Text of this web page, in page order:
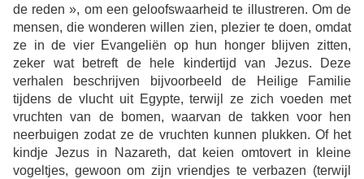
de reden », om een geloofswaarheid te illustreren. Om de
mensen, die wonderen willen zien, plezier te doen, omdat
ze in de vier Evangeliën op hun honger blijven zitten,
zeker wat betreft de hele kindertijd van Jezus. Deze
verhalen beschrijven bijvoorbeeld de Heilige Familie
tijdens de vlucht uit Egypte, terwijl ze zich voeden met
vruchten van de bomen, waarvan de takken voor hen
neerbuigen zodat ze de vruchten kunnen plukken. Of het
kindje Jezus in Nazareth, dat keien omtovert in kleine
vogeltjes, gewoon om zijn vriendjes te verbazen (terwijl